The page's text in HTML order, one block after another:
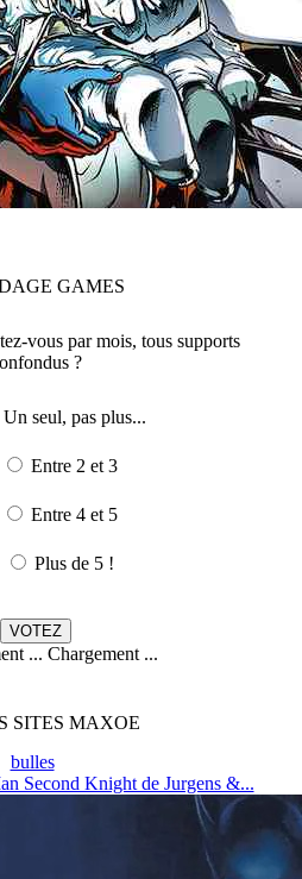
GAMES
vous par mois, tous supports
?
Un seul, pas plus...
Entre 2 et 3
Entre 4 et 5
Plus de 5 !
Chargement ...
SITES MAXOE
bulles
Second Knight de Jurgens &...